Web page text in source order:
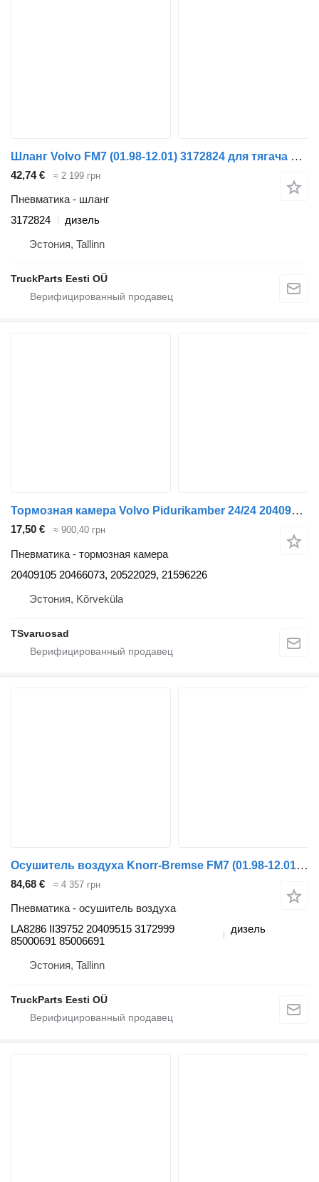
Шланг Volvo FM7 (01.98-12.01) 3172824 для тягача Volvo FM7-FM12, FM, FMX (1998-2014)
42,74 € ≈ 2 199 грн
Пневматика - шланг
3172824
дизель
Эстония, Tallinn
TruckParts Eesti OÜ
Тормозная камера Volvo Pidurikamber 24/24 20409105 для тягача Volvo FM9
17,50 € ≈ 900,40 грн
Пневматика - тормозная камера
20409105 20466073, 20522029, 21596226
Эстония, Kõrveküla
TSvaruosad
Осушитель воздуха Knorr-Bremse FM7 (01.98-12.01) LA8286 II39752 для тягача Volvo FM7-FM12, FM, FMX (1998-2014)
84,68 € ≈ 4 357 грн
Пневматика - осушитель воздуха
LA8286 II39752 20409515 3172999
85000691 85006691
дизель
Эстония, Tallinn
TruckParts Eesti OÜ